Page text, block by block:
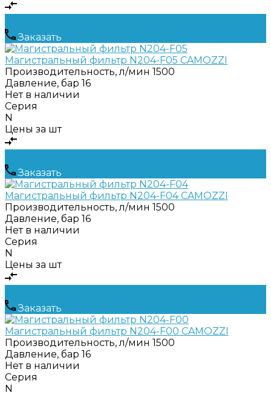
Заказать
Магистральный фильтр N204-F05 CAMOZZI
Производительность, л/мин 1500
Давление, бар 16
Нет в наличии
Серия
N
Цены за шт
Заказать
Магистральный фильтр N204-F04 CAMOZZI
Производительность, л/мин 1500
Давление, бар 16
Нет в наличии
Серия
N
Цены за шт
Заказать
Магистральный фильтр N204-F00 CAMOZZI
Производительность, л/мин 1500
Давление, бар 16
Нет в наличии
Серия
N